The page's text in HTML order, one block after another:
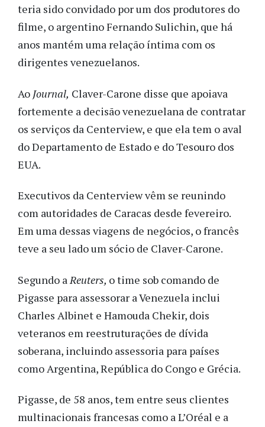
teria sido convidado por um dos produtores do
filme, o argentino Fernando Sulichin, que há
anos mantém uma relação íntima com os
dirigentes venezuelanos.
Ao Journal, Claver-Carone disse que apoiava
fortemente a decisão venezuelana de contratar
os serviços da Centerview, e que ela tem o aval
do Departamento de Estado e do Tesouro dos
EUA.
Executivos da Centerview vêm se reunindo
com autoridades de Caracas desde fevereiro.
Em uma dessas viagens de negócios, o francês
teve a seu lado um sócio de Claver-Carone.
Segundo a Reuters, o time sob comando de
Pigasse para assessorar a Venezuela inclui
Charles Albinet e Hamouda Chekir, dois
veteranos em reestruturações de dívida
soberana, incluindo assessoria para países
como Argentina, República do Congo e Grécia.
Pigasse, de 58 anos, tem entre seus clientes
multinacionais francesas como a L’Oréal e a